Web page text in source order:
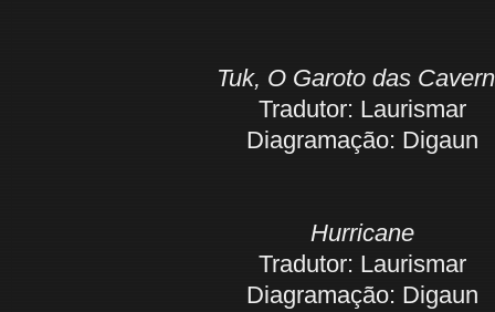
Tuk, O Garoto das
Tradutor: Laurismar
Diagramação: Digaun
Hurricane
Tradutor: Laurismar
Diagramação: Digaun